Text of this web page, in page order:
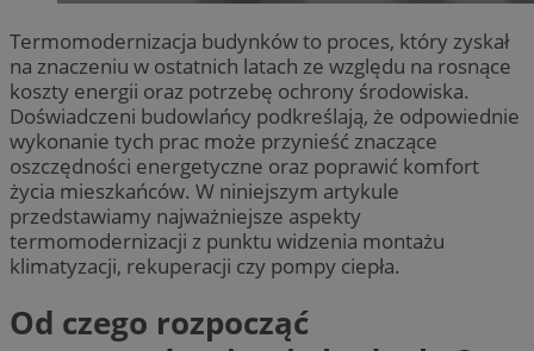
Termomodernizacja budynków to proces, który zyskał
na znaczeniu w ostatnich latach ze względu na rosnące
koszty energii oraz potrzebę ochrony środowiska.
Doświadczeni budowlańcy podkreślają, że odpowiednie
wykonanie tych prac może przynieść znaczące
oszczędności energetyczne oraz poprawić komfort
życia mieszkańców. W niniejszym artykule
przedstawiamy najważniejsze aspekty
termomodernizacji z punktu widzenia montażu
klimatyzacji, rekuperacji czy pompy ciepła.
Od czego rozpocząć